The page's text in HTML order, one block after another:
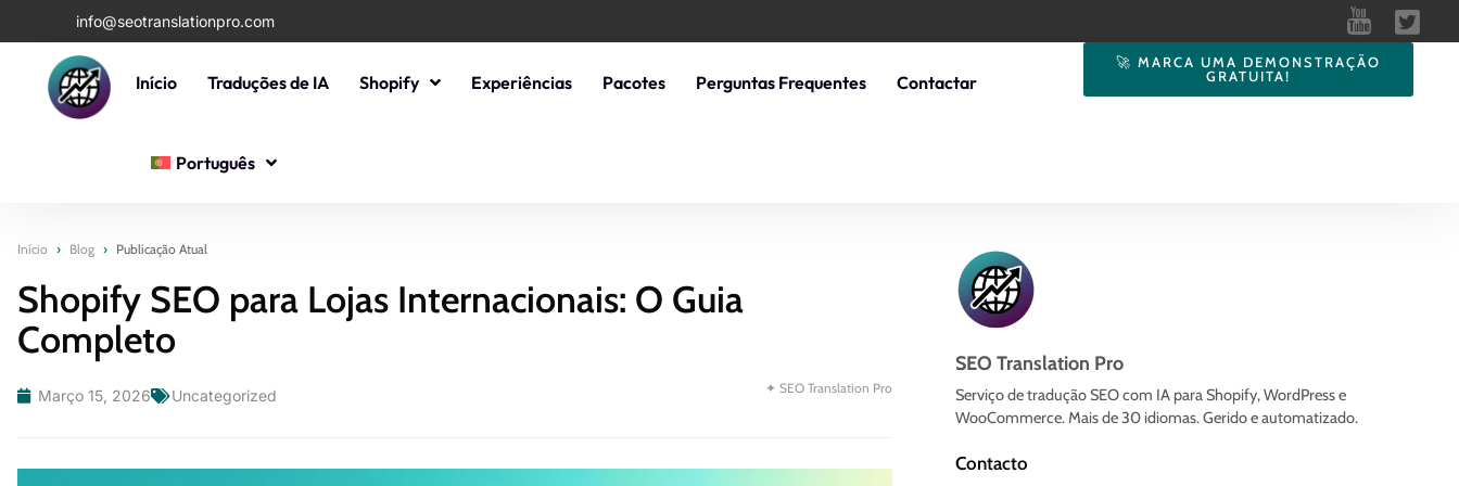
info@seotranslationpro.com
Início Traduções de IA Shopify Experiências Pacotes Perguntas Frequentes Contactar
Português
🚀 MARCA UMA DEMONSTRAÇÃO
GRATUITA!
Início › Blog › Publicação Atual
Shopify SEO para Lojas Internacionais: O Guia
Completo
Março 15, 2026 Uncategorized ✦ SEO Translation Pro
SEO Translation Pro
Serviço de tradução SEO com IA para Shopify, WordPress e
WooCommerce. Mais de 30 idiomas. Gerido e automatizado.
Contacto